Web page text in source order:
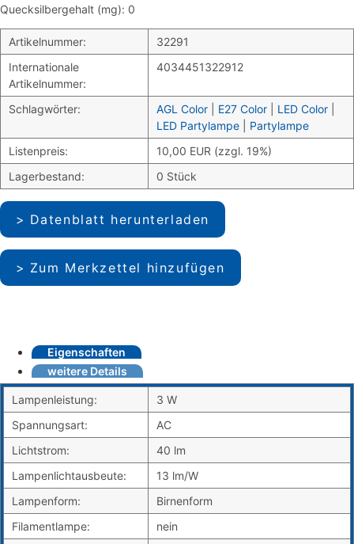
Quecksilbergehalt (mg): 0
Artikelnummer:
32291
Internationale
Artikelnummer:
4034451322912
Schlagwörter: AGL Color E27 Color LED Color
LED Partylampe
Partylampe
Listenpreis:
10,00 EUR (zzgl. 19%)
Lagerbestand:
0 Stück
Datenblatt herunterladen
Zum Merkzettel hinzufügen
Eigenschaften
weitere Details
Lampenleistung:
3 W
Spannungsart:
AC
Lichtstrom:
40 lm
Lampenlichtausbeute:
13 lm/W
Lampenform:
Birnenform
Filamentlampe:
nein